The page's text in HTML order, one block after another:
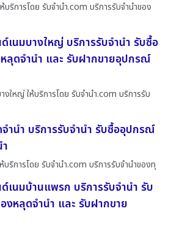
บริการโดย รับจํานํา.com บริการรับจำนำของ
เนมบางใหญ่ บริการรับจำนำ รับซื้อ
ลุดจำนำ และ รับฝากขายอุปกรณ์
งใหญ่ ให้บริการโดย รับจํานํา.com บริการรับ
ำนำ บริการรับจำนำ รับซื้ออุปกรณ์
บริการโดย รับจํานํา.com บริการรับจำนำของทุ
เนมบ้านแพรก บริการรับจำนำ รับ
หลุดจำนำ และ รับฝากขาย